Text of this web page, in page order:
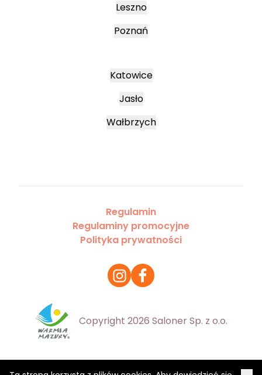
Leszno
Poznań
Katowice
Jasło
Wałbrzych
Regulamin
Regulaminy promocyjne
Polityka prywatności
Copyright 2026 Saloner Sp. z o.o.